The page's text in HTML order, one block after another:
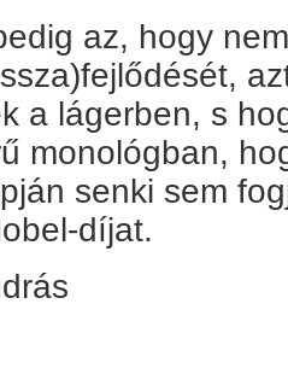
az, hogy
a lágerben, s
monológban,
senki sem
díjat.